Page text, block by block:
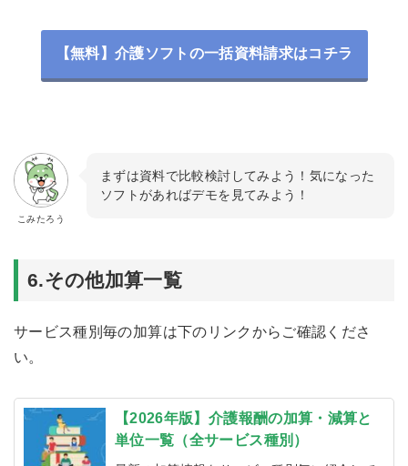
【無料】介護ソフトの一括資料請求はコチラ
こみたろう
まずは資料で比較検討してみよう！気になった
ソフトがあればデモを見てみよう！
6.その他加算一覧
サービス種別毎の加算は下のリンクからご確認くださ
い。
【2026年版】介護報酬の加算・減算と
単位一覧（全サービス種別）